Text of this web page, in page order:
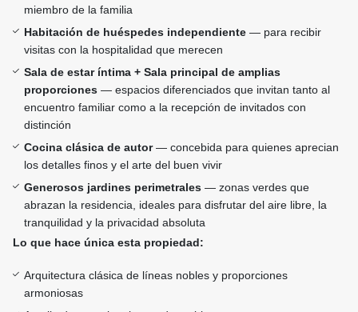
miembro de la familia
Habitación de huéspedes independiente — para recibir
visitas con la hospitalidad que merecen
Sala de estar íntima + Sala principal de amplias
proporciones — espacios diferenciados que invitan tanto al
encuentro familiar como a la recepción de invitados con
distinción
Cocina clásica de autor— concebida para quienes aprecian
los detalles finos y el arte del buen vivir
Generosos jardines perimetrales — zonas verdes que
abrazan la residencia, ideales para disfrutar del aire libre, la
tranquilidad y la privacidad absoluta
Lo que hace única esta propiedad:
Arquitectura clásica de líneas nobles y proporciones
armoniosas